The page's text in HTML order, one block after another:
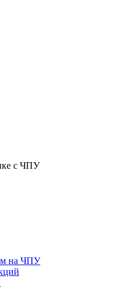
с ЧПУ
на ЧПУ